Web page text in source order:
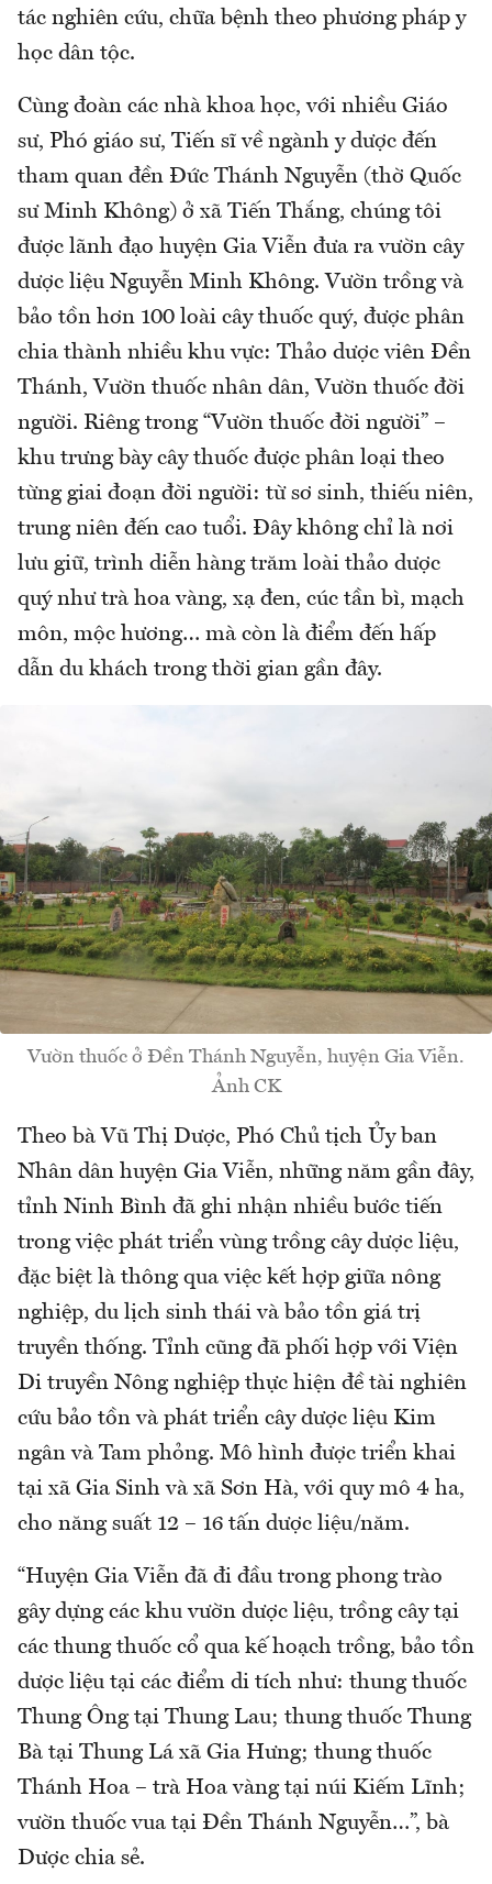
tác nghiên cứu, chữa bệnh theo phương pháp y
học dân tộc.
Cùng đoàn các nhà khoa học, với nhiều Giáo
sư, Phó giáo sư, Tiến sĩ về ngành y dược đến
tham quan đền Đức Thánh Nguyễn (thờ Quốc
sư Minh Không) ở xã Tiến Thắng, chúng tôi
được lãnh đạo huyện Gia Viễn đưa ra vườn cây
dược liệu Nguyễn Minh Không. Vườn trồng và
bảo tồn hơn 100 loài cây thuốc quý, được phân
chia thành nhiều khu vực: Thảo dược viên Đền
Thánh, Vườn thuốc nhân dân, Vườn thuốc đời
người. Riêng trong “Vườn thuốc đời người” –
khu trưng bày cây thuốc được phân loại theo
từng giai đoạn đời người: từ sơ sinh, thiếu niên,
trung niên đến cao tuổi. Đây không chỉ là nơi
lưu giữ, trình diễn hàng trăm loài thảo dược
quý như trà hoa vàng, xạ đen, cúc tần bì, mạch
môn, mộc hương… mà còn là điểm đến hấp
dẫn du khách trong thời gian gần đây.
Vườn thuốc ở Đền Thánh Nguyễn, huyện Gia Viễn.
Ảnh CK
Theo bà Vũ Thị Dược, Phó Chủ tịch Ủy ban
Nhân dân huyện Gia Viễn, những năm gần đây,
tỉnh Ninh Bình đã ghi nhận nhiều bước tiến
trong việc phát triển vùng trồng cây dược liệu,
đặc biệt là thông qua việc kết hợp giữa nông
nghiệp, du lịch sinh thái và bảo tồn giá trị
truyền thống. Tỉnh cũng đã phối hợp với Viện
Di truyền Nông nghiệp thực hiện đề tài nghiên
cứu bảo tồn và phát triển cây dược liệu Kim
ngân và Tam phỏng. Mô hình được triển khai
tại xã Gia Sinh và xã Sơn Hà, với quy mô 4 ha,
cho năng suất 12 – 16 tấn dược liệu/năm.
“Huyện Gia Viễn đã đi đầu trong phong trào
gây dựng các khu vườn dược liệu, trồng cây tại
các thung thuốc cổ qua kế hoạch trồng, bảo tồn
dược liệu tại các điểm di tích như: thung thuốc
Thung Ông tại Thung Lau; thung thuốc Thung
Bà tại Thung Lá xã Gia Hưng; thung thuốc
Thánh Hoa – trà Hoa vàng tại núi Kiếm Lĩnh;
vườn thuốc vua tại Đền Thánh Nguyễn…”, bà
Dược chia sẻ.